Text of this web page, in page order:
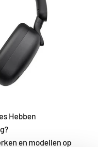
Hebben
en modellen op